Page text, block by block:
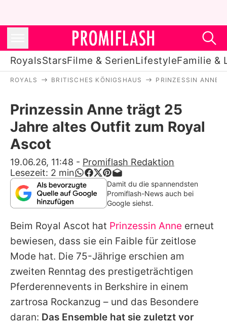
RoyalsStarsFilme & SerienLifestyleFamilie &
Stars
Filme & Serien
Lifestyle
Familie & Liebe
Promiflash Exklusiv
Alle Themen auf Promiflash
Jobs
App runterladen
Team
Redaktionelle Richtlinien
ROYALS BRITISCHES KÖNIGSHAUS PRINZESSIN ANNE
Prinzessin Anne trägt 25
Jahre altes Outfit zum Royal
Ascot
19.06.26, 11:48 - Promiflash Redaktion
Lesezeit: 2 min
Damit du die spannendsten
Promiflash-News auch bei
Google siehst.
Beim Royal Ascot hat Prinzessin Anne erneut
bewiesen, dass sie ein Faible für zeitlose
Mode hat. Die 75-Jährige erschien am
zweiten Renntag des prestigeträchtigen
Pferderennevents in Berkshire in einem
zartrosa Rockanzug – und das Besondere
daran: Das Ensemble hat sie zuletzt vor